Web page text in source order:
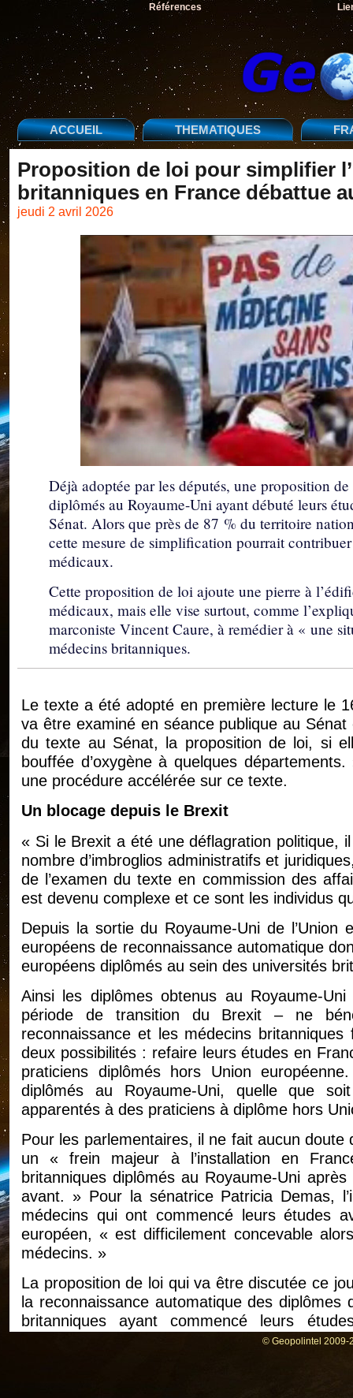
Références
ACCUEIL THEMATIQUES
Proposition de loi pour simplifier
britanniques en France débattue
jeudi 2 avril 2026
Déjà adoptée par les députés, une proposition
diplômés au Royaume-Uni ayant débuté leurs
Sénat. Alors que près de 87 % du territoire
cette mesure de simplification pourrait
médicaux.
Cette proposition de loi ajoute une pierre à
médicaux, mais elle vise surtout, comme
marconiste Vincent Caure, à remédier à « une
médecins britanniques.
Le texte a été adopté en première lecture le
va être examiné en séance publique au
du texte au Sénat, la proposition de loi, si
bouffée d’oxygène à quelques
une procédure accélérée sur ce texte.
Un blocage depuis le Brexit
« Si le Brexit a été une déflagration politique,
nombre d’imbroglios administratifs et
de l’examen du texte en commission des
est devenu complexe et ce sont les individus
Depuis la sortie du Royaume-Uni de l’Union
européens de reconnaissance automatique
européens diplômés au sein des universités
Ainsi les diplômes obtenus au Royaume-
période de transition du Brexit – ne
reconnaissance et les médecins
deux possibilités : refaire leurs études en
praticiens diplômés hors Union
diplômés au Royaume-Uni, quelle que
apparentés à des praticiens à diplôme hors
Pour les parlementaires, il ne fait aucun
un « frein majeur à l’installation en
britanniques diplômés au Royaume-Uni
avant. » Pour la sénatrice Patricia Demas,
médecins qui ont commencé leurs études
européen, « est difficilement concevable
médecins. »
La proposition de loi qui va être discutée ce
la reconnaissance automatique des
britanniques ayant commencé leurs
présentation d’une attestation de© Geopolintel 2009-